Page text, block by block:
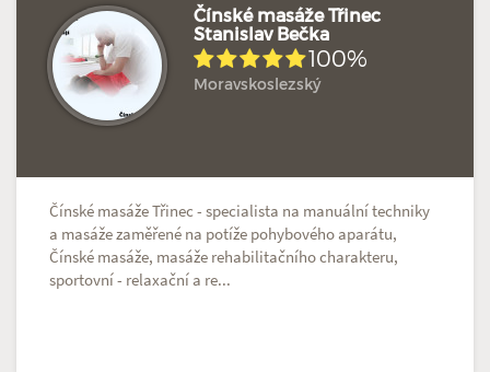
Čínské masáže Třinec
Stanislav Bečka
100%
Moravskoslezský
Čínské masáže Třinec - specialista na manuální techniky
a masáže zaměřené na potíže pohybového aparátu,
Čínské masáže, masáže rehabilitačního charakteru,
sportovní - relaxační a re...
Hodnoceno: 1× Profil terapeuta